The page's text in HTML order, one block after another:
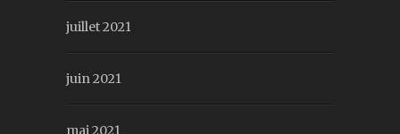
juillet 2021
juin 2021
mai 2021